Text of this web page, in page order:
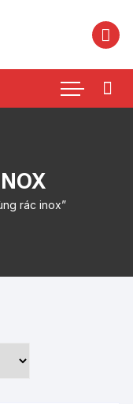
rác inox”